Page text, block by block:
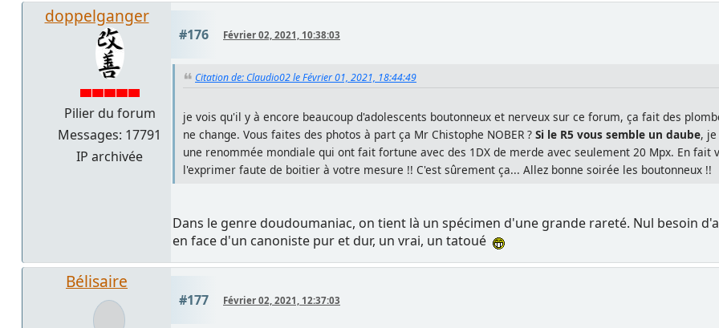
doppelganger
Pilier du forum
Messages: 17791
IP archivée
#176 Février 02, 2021, 10:38:03
Citation de: Claudio02 le Février 01, 2021, 18:44:49
je vois qu'il y à encore beaucoup d'adolescents boutonneux et nerveux sur ce forum, ça fait des
ne change. Vous faites des photos à part ça Mr Chistophe NOBER ? Si le R5 vous semble un daube,
une renommée mondiale qui ont fait fortune avec des 1DX de merde avec seulement 20 Mpx. En
l'exprimer faute de boitier à votre mesure !! C'est sûrement ça... Allez bonne soirée les boutonneux !!
Dans le genre doudoumaniac, on tient là un spécimen d'une grande rareté. Nul besoin
en face d'un canoniste pur et dur, un vrai, un tatoué
Bélisaire
#177 Février 02, 2021, 12:37:03